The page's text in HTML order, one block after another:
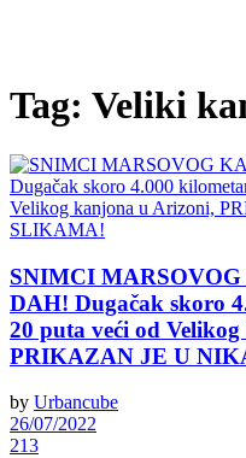
Tag: Veliki
SNIMCI
DAH! Dugačak skoro
20 puta veći od
PRIKAZAN JE U
by Urbancube
26/07/2022
213